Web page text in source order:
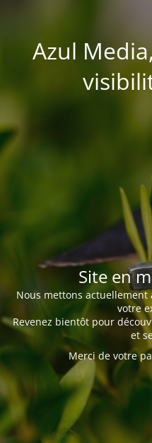
Azul
Site en
Nous mettons
votre
Revenez bientôt pour
et
Merci de votre